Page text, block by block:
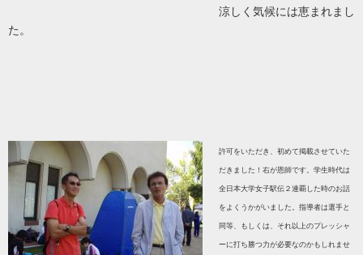
涼しく気候には恵まれまし
た。
許可をいただき、初めて掲載させていた
だきました！右が恩師です。学生時代は
全日本大学女子駅伝２連覇した時のお話
をよくうかがいました。指導者は選手と
同等、もしくは、それ以上のプレッシャ
ーに打ち勝つ力が必要なのかもしれませ